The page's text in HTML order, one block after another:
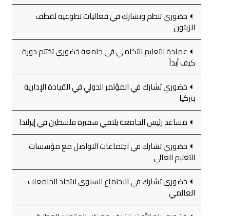
خضوري تنظم وتشارك في فعاليات تطوعية لقطف
الزيتون
عمادة التعليم التكاملي في جامعة خضوري تختتم دورة
كيف أبدأ
خضوري تشارك في المؤتمر الدولي في القيادة الإدارية
بتركيا
مساعد رئيس الجامعة يلتقي سفيرة فلسطين في إيرلندا
خضوري تشارك في اجتماعات التواصل مع مؤسسات
التعليم العالي
خضوري تشارك في الاجتماع السنوي لاتحاد الجامعات
العالمي